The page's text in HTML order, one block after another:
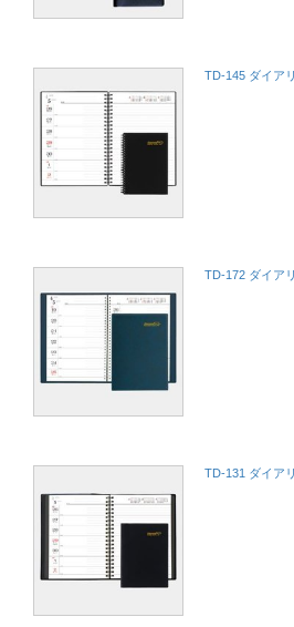
TD-145 ダイ
TD-172 ダイア
TD-131 ダイ